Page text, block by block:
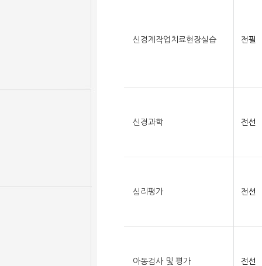
신경계작업치료현장실습 전필
신경과학 전선
심리평가 전선
아동검사 및 평가 전선